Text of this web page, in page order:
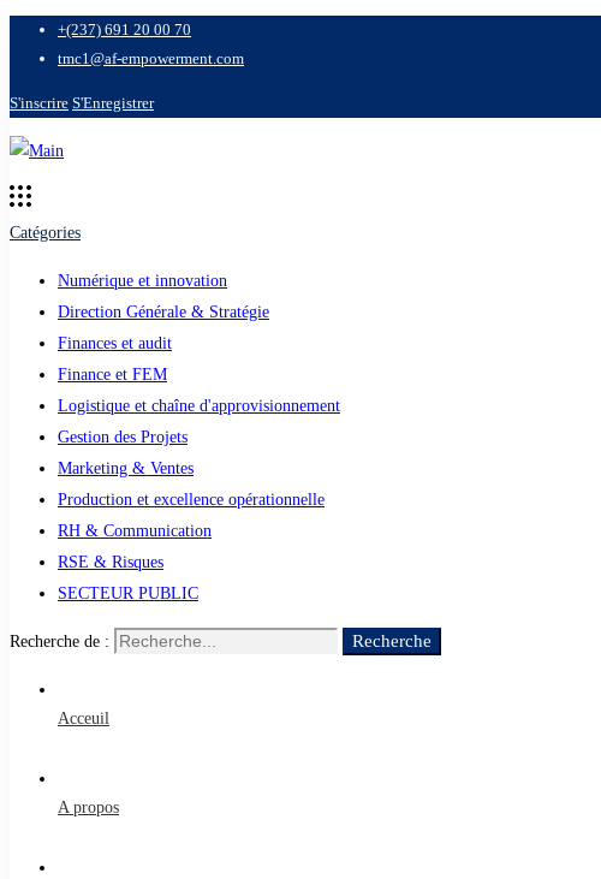
+(237) 691 20 00 70
tmc1@af-empowerment.com
S'inscrire S'Enregistrer
Catégories
Numérique et innovation
Direction Générale & Stratégie
Finances et audit
Finance et FEM
Logistique et chaîne d'approvisionnement
Gestion des Projets
Marketing & Ventes
Production et excellence opérationnelle
RH & Communication
RSE & Risques
SECTEUR PUBLIC
Recherche de : Recherche
Acceuil
A propos